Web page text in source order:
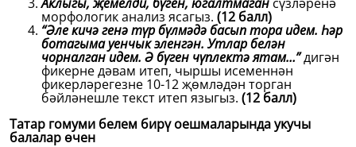
морфологик анализ ясагыз. (12 балл)
“Әле кичә генә түр бүлмәдә басып тора идем. Һәр
ботагыма уенчык эленгән. Утлар белән
чорналган идем. Ә бүген чүплектә ятам…”дигән
фикерне дәвам итеп, чыршы исеменнән
фикерләрегезне 10-12 җөмләдән торган
бәйләнешле текст итеп языгыз. (12 балл)
Татар гомуми белем бирү оешмаларында укучы
балалар өчен